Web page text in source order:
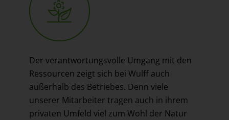
Der verantwortungsvolle Umgang mit den
Ressourcen zeigt sich bei Wulff auch
außerhalb des Betriebes. Denn viele
unserer Mitarbeiter tragen auch in ihrem
privaten Umfeld viel zum Wohl der Natur